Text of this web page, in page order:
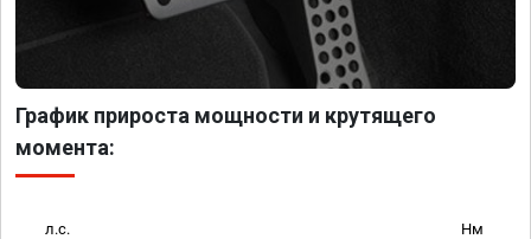
График прироста мощности и крутящего
момента:
л.с. Нм